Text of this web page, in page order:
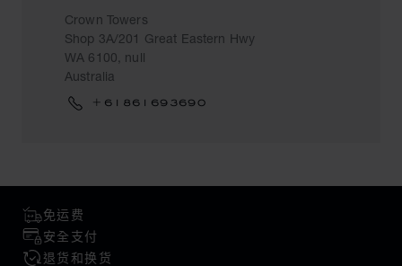
Crown Towers
Shop 3A/201 Great Eastern Hwy
WA 6100, null
Australia
+61861693690
免运费
安全支付
退货和换货